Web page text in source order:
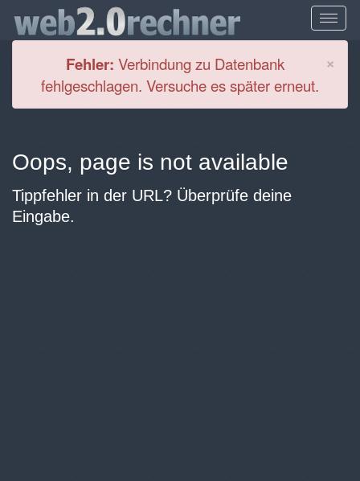
×
Fehler: Verbindung zu Datenbank
fehlgeschlagen. Versuche es später erneut.
Oops, page is not available
Tippfehler in der URL? Überprüfe deine
Eingabe.